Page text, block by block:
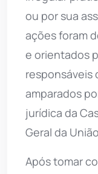
ou por sua
ações foram
e orientados
responsáveis
amparados
jurídica da
Geral da
Após tomar